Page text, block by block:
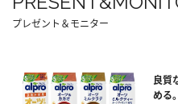
プレゼント＆モニター
良質
める